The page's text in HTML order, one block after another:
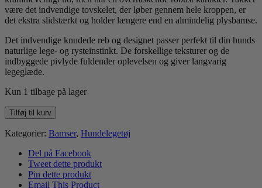
være det indvendige tovskelet, der løber gennem hele kroppen, er
det ekstra slidstærkt og holder længere end en almindelig plysbamse.
Det indvendige knudede reb og designet passer perfekt til din hunds
naturlige lege- og rysteinstinkt. De forskellige teksturer og de
indbyggede pivlyde fuldender oplevelsen og giver langvarig
legeglæde.
Kun 1 tilbage på lager
KONG
Knots
Floppy
L/XL
antal
Tilføj til kurv
Kategorier: Bamser, Hundelegetøj
Del på Facebook
Tweet dette produkt
Pin dette produkt
Email This Product